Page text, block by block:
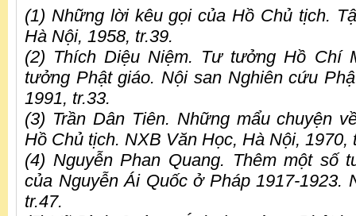
(1) Những lời kêu gọi của Hồ Chủ tịch.
Hà Nội, 1958, tr.39.
(2) Thích Diệu Niệm. Tư tưởng Hồ Chí
tưởng Phật giáo. Nội san Nghiên cứu
1991, tr.33.
(3) Trần Dân Tiên. Những mẩu chuyện
Hồ Chủ tịch. NXB Văn Học, Hà Nội, 1970,
(4) Nguyễn Phan Quang. Thêm một số
của Nguyễn Ái Quốc ở Pháp 1917-1923.
tr.47.